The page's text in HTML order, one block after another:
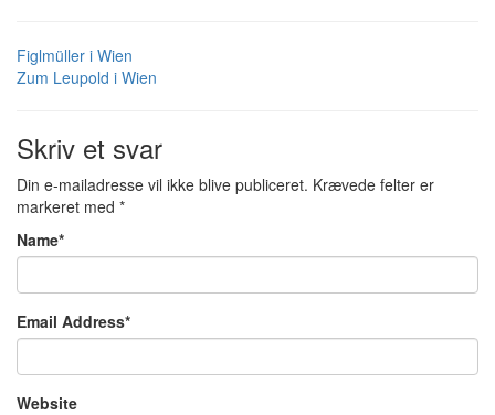
Figlmüller i Wien
Zum Leupold i Wien
Skriv et svar
Din e-mailadresse vil ikke blive publiceret. Krævede felter er
markeret med *
Name*
Email Address*
Website